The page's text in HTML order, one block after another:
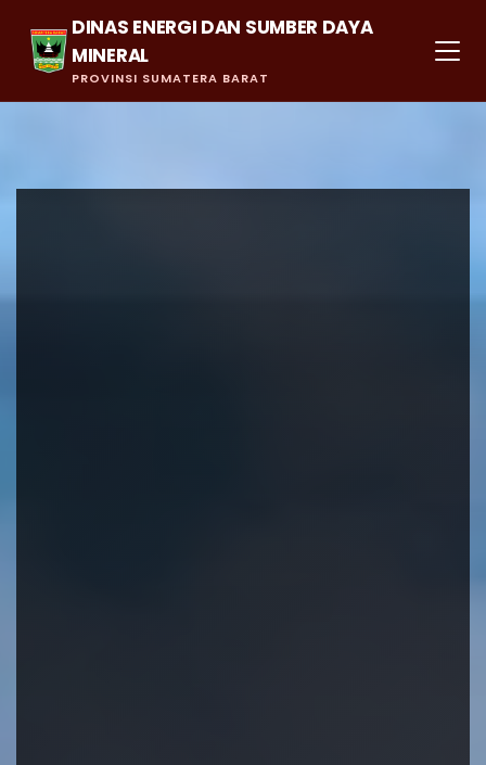
DINAS ENERGI DAN SUMBER DAYA
MINERAL
PROVINSI SUMATERA BARAT